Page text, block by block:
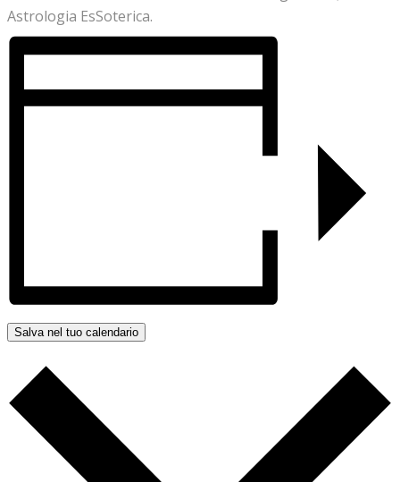
Astrologia EsSoterica.
Salva nel tuo calendario